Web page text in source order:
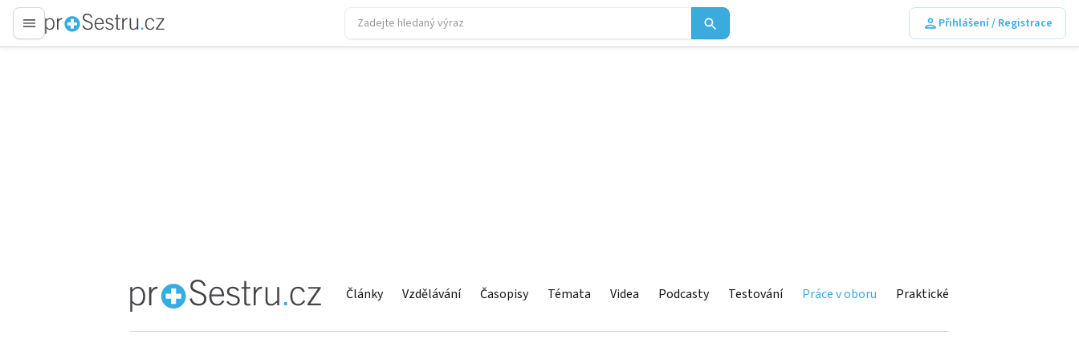
proLékaře.cz
Přihlášení / Registrace
proLékaře.cz Články Vzdělávání Časopisy Témata Videa Podcasty Testování Práce v oboru Praktické